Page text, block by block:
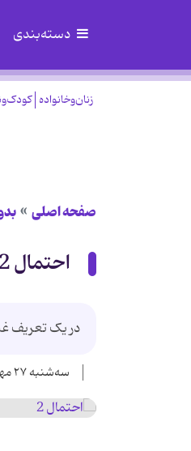
دسته‌بندی
زنان‌وخانواده
صفحه اصلی
احتمال 2
در یک تعریف
سه‌شنبه ۲۷ مهر ۱۳۹۵ - ۰۰:۰۰